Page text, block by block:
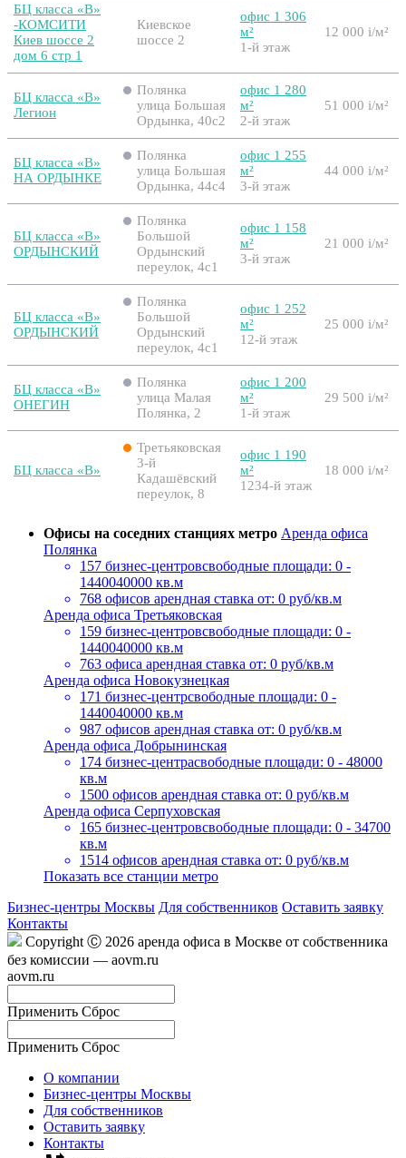
БЦ класса «B»
-КОМСИТИ
Киев шоссе 2
дом 6 стр 1
Киевское
шоссе 2
офис 1 306
м²
1-й этаж
12 000 i/м²
БЦ класса «B»
Легион
Полянка
улица Большая
Ордынка, 40с2
офис 1 280
м²
2-й этаж
51 000 i/м²
БЦ класса «B»
НА ОРДЫНКЕ
Полянка
улица Большая
Ордынка, 44с4
офис 1 255
м²
3-й этаж
44 000 i/м²
БЦ класса «B»
ОРДЫНСКИЙ
Полянка
Большой
Ордынский
переулок, 4с1
офис 1 158
м²
3-й этаж
21 000 i/м²
БЦ класса «B»
ОРДЫНСКИЙ
Полянка
Большой
Ордынский
переулок, 4с1
офис 1 252
м²
12-й этаж
25 000 i/м²
БЦ класса «B»
ОНЕГИН
Полянка
улица Малая
Полянка, 2
офис 1 200
м²
1-й этаж
29 500 i/м²
БЦ класса «B»
Третьяковская
3-й
Кадашёвский
переулок, 8
офис 1 190
м²
1234-й этаж
18 000 i/м²
Офисы на соседних станциях метро Аренда офиса
Полянка
157 бизнес-центровсвободные площади: 0 -
1440040000 кв.м
768 офисов арендная ставка от: 0 руб/кв.м
Аренда офиса Третьяковская
159 бизнес-центровсвободные площади: 0 -
1440040000 кв.м
763 офиса арендная ставка от: 0 руб/кв.м
Аренда офиса Новокузнецкая
171 бизнес-центрсвободные площади: 0 -
1440040000 кв.м
987 офисов арендная ставка от: 0 руб/кв.м
Аренда офиса Добрынинская
174 бизнес-центрасвободные площади: 0 - 48000
кв.м
1500 офисов арендная ставка от: 0 руб/кв.м
Аренда офиса Серпуховская
165 бизнес-центровсвободные площади: 0 - 34700
кв.м
1514 офисов арендная ставка от: 0 руб/кв.м
Показать все станции метро
Бизнес-центры Москвы Для собственников Оставить заявку
Контакты
Copyright Ⓒ 2026 аренда офиса в Москве от собственника
без комиссии — aovm.ru
aovm.ru
Применить Сброс
Применить Сброс
О компании
Бизнес-центры Москвы
Для собственников
Оставить заявку
Контакты